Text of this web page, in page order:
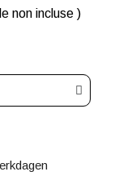
non incluse )